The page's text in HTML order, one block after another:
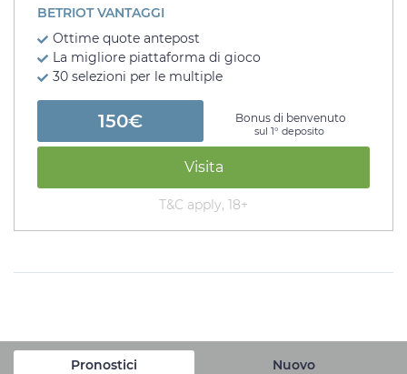
BETRIOT VANTAGGI
Ottime quote antepost
La migliore piattaforma di gioco
30 selezioni per le multiple
150€ Bonus di benvenuto
sul 1° deposito
Visita
T&C apply, 18+
Pronostici Nuovo